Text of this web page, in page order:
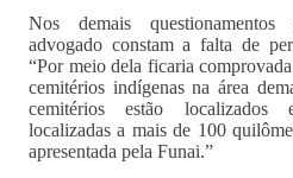
Nos demais questionamentos
advogado constam a falta de
“Por meio dela ficaria
cemitérios indígenas na área
cemitérios estão localizados
localizadas a mais de 100
apresentada pela Funai.”